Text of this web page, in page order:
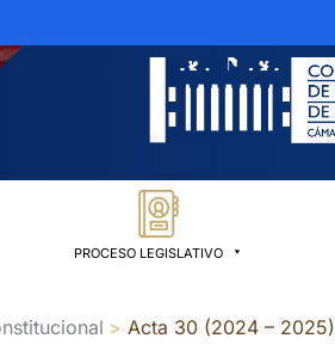
PROCESO LEGISLATIVO
Acta 30 (2024 – 2025)